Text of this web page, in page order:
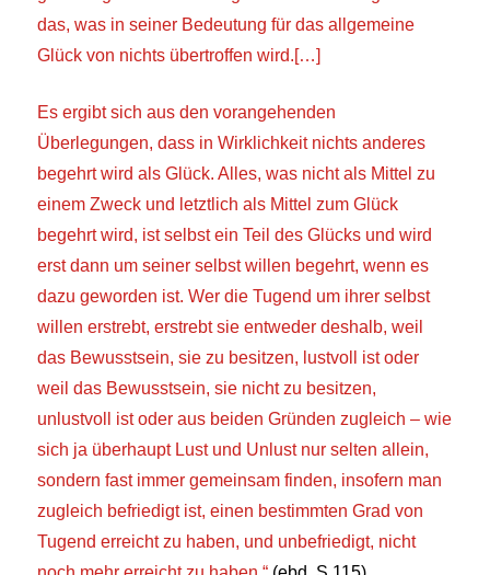
das, was in seiner Bedeutung für das allgemeine
Glück von nichts übertroffen wird.[…]
Es ergibt sich aus den vorangehenden
Überlegungen, dass in Wirklichkeit nichts anderes
begehrt wird als Glück. Alles, was nicht als Mittel zu
einem Zweck und letztlich als Mittel zum Glück
begehrt wird, ist selbst ein Teil des Glücks und wird
erst dann um seiner selbst willen begehrt, wenn es
dazu geworden ist. Wer die Tugend um ihrer selbst
willen erstrebt, erstrebt sie entweder deshalb, weil
das Bewusstsein, sie zu besitzen, lustvoll ist oder
weil das Bewusstsein, sie nicht zu besitzen,
unlustvoll ist oder aus beiden Gründen zugleich – wie
sich ja überhaupt Lust und Unlust nur selten allein,
sondern fast immer gemeinsam finden, insofern man
zugleich befriedigt ist, einen bestimmten Grad von
Tugend erreicht zu haben, und unbefriedigt, nicht